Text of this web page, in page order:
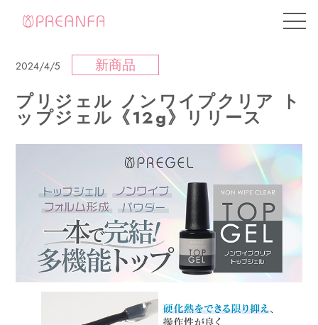
2024/4/5 新商品
プリジェル ノンワイプクリア ト
ップジェル《12g》リリース